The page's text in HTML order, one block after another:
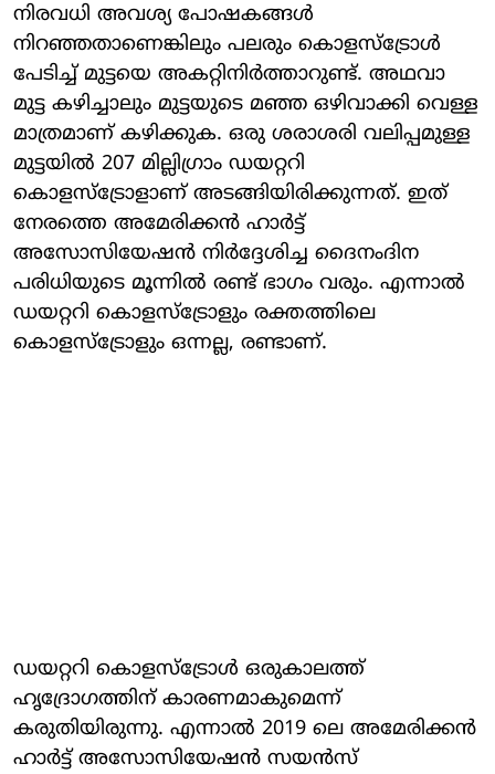
നിരവധി അവശ്യ പോഷകങ്ങൾ
നിറഞ്ഞതാണെങ്കിലും പലരും കൊളസ്ട്രോൾ
പേടിച്ച് മുട്ടയെ അകറ്റിനിർത്താറുണ്ട്. അഥവാ
മുട്ട കഴിച്ചാലും മുട്ടയുടെ മഞ്ഞ ഒഴിവാക്കി വെള്ള
മാത്രമാണ് കഴിക്കുക. ഒരു ശരാശരി വലിപ്പമുള്ള
മുട്ടയിൽ 207 മില്ലിഗ്രാം ഡയറ്ററി
കൊളസ്ട്രോളാണ് അടങ്ങിയിരിക്കുന്നത്. ഇത്
നേരത്തെ അമേരിക്കൻ ഹാർട്ട്
അസോസിയേഷൻ നിർദ്ദേശിച്ച ദൈനംദിന
പരിധിയുടെ മൂന്നിൽ രണ്ട് ഭാഗം വരും. എന്നാൽ
ഡയറ്ററി കൊളസ്ട്രോളും രക്തത്തിലെ
കൊളസ്ട്രോളും ഒന്നല്ല, രണ്ടാണ്.
ഡയറ്ററി കൊളസ്ട്രോൾ ഒരുകാലത്ത്
ഹൃദ്രോഗത്തിന് കാരണമാകുമെന്ന്
കരുതിയിരുന്നു. എന്നാൽ 2019 ലെ അമേരിക്കൻ
ഹാർട്ട് അസോസിയേഷൻ സയൻസ്